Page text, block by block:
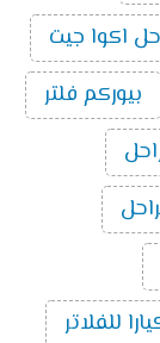
بيوركم فلتر
للفلاتر